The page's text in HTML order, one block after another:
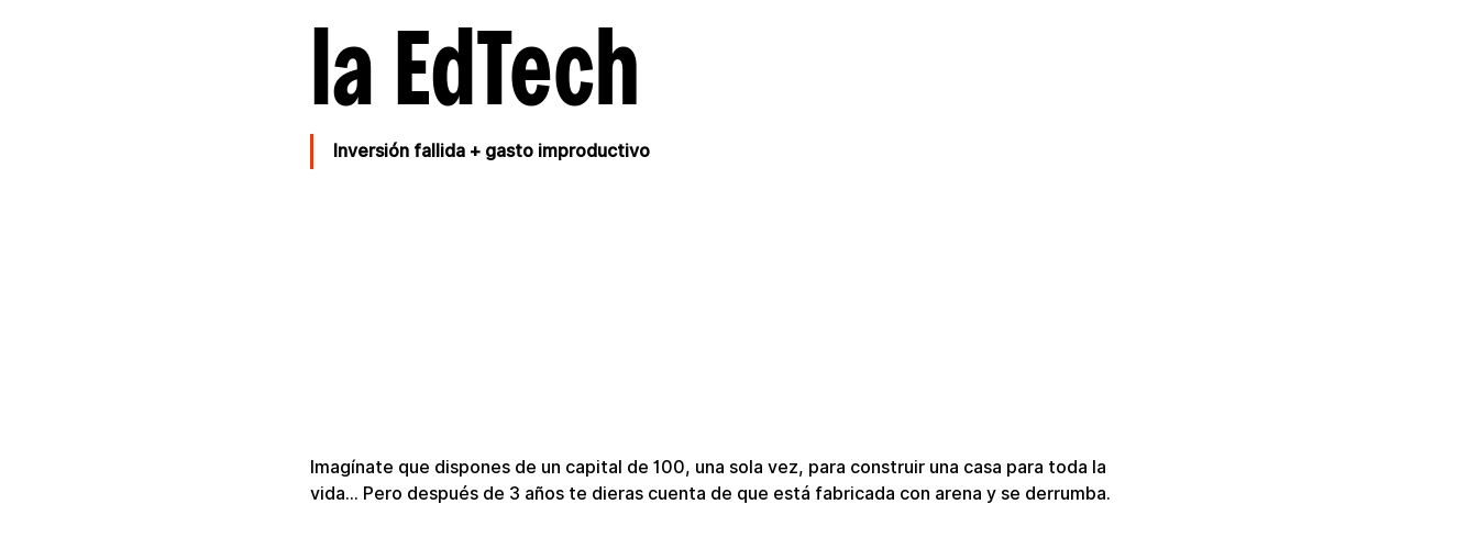
la EdTech
Inversión fallida + gasto improductivo
Imagínate que dispones de un capital de 100, una sola vez, para construir una casa para toda la
vida… Pero después de 3 años te dieras cuenta de que está fabricada con arena y se derrumba.